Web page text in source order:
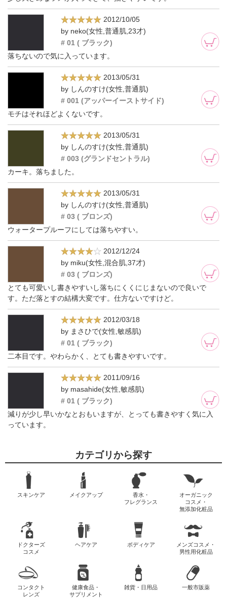
2012/10/05
by neko(女性,普通肌,23才)
# 01 ( ブラック)
落ちないので気に入っています。
2013/05/31
by しんのすけ(女性,普通肌)
# 001 (アッパーイーストサイド)
モチはそれほどよくないです。
2013/05/31
by しんのすけ(女性,普通肌)
# 003 (グランドセントラル)
カーキ。落ちました。
2013/05/31
by しんのすけ(女性,普通肌)
# 03 ( ブロンズ)
ウォータープルーフにしては落ちやすい。
2012/12/24
by miku(女性,混合肌,37才)
# 03 ( ブロンズ)
とても可愛いし書きやすいし落ちにくくにじまないので良いで
す。ただ落とすの結構大変です。仕方ないですけど。
2012/03/18
by まさひで(女性,敏感肌)
# 01 ( ブラック)
二本目です。やわらかく、とても書きやすいです。
2011/09/16
by masahide(女性,敏感肌)
# 01 ( ブラック)
減りが少し早いかなとおもいますが、とっても書きやすく気に入
っています。
カテゴリから探す
スキンケア メイクアップ
香水・
フレグランス
オーガニック
コスメ・
無添加化粧品
ドクターズ
コスメ
ヘアケア ボディケア
メンズコスメ・
男性用化粧品
コンタクト
レンズ
健康食品・
サプリメント
雑貨・日用品 一般市販薬